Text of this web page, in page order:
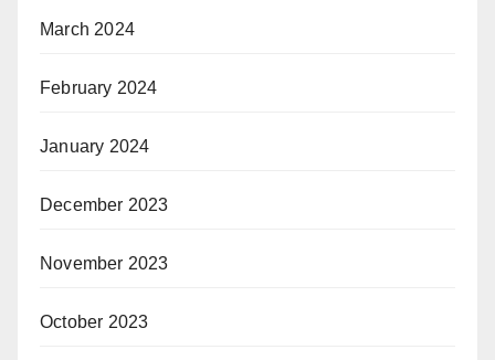
March 2024
February 2024
January 2024
December 2023
November 2023
October 2023